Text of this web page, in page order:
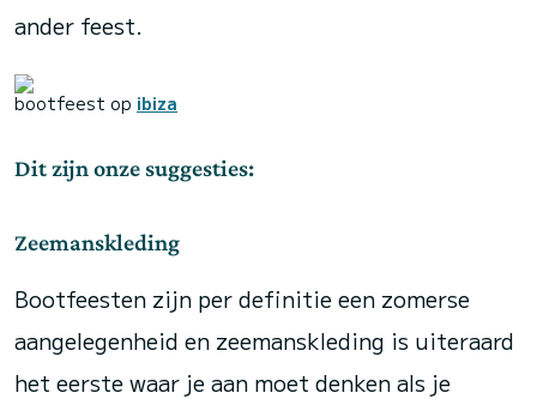
ander feest.
bootfeest op ibiza
Dit zijn onze suggesties:
Zeemanskleding
Bootfeesten zijn per definitie een zomerse
aangelegenheid en zeemanskleding is uiteraard
het eerste waar je aan moet denken als je